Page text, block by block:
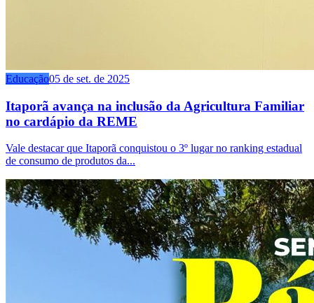
Educação05 de set. de 2025
Itaporã avança na inclusão da Agricultura Familiar
no cardápio da REME
Vale destacar que Itaporã conquistou o 3º lugar no ranking estadual
de consumo de produtos da...